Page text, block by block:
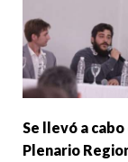
Se llevó a
Plenario